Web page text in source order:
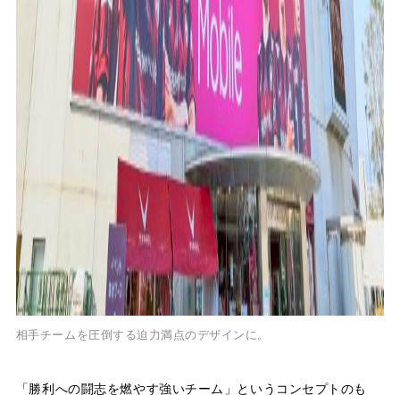
相手チームを圧倒する迫力満点のデザインに。
「勝利への闘志を燃やす強いチーム」というコンセプトのも